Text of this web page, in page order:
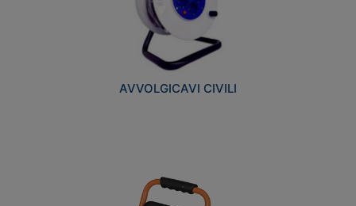
AVVOLGICAVI CIVILI